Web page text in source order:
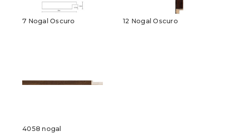
7 Nogal Oscuro 12 Nogal Oscuro
4058 nogal